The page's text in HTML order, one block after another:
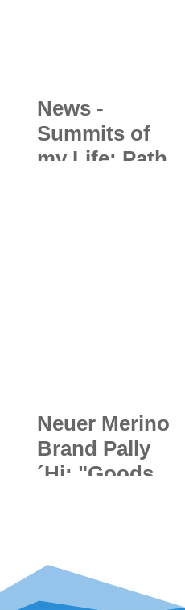
News -
Summits of
my Life: Path
Neuer Merino
Brand Pally
´Hi: "Goods